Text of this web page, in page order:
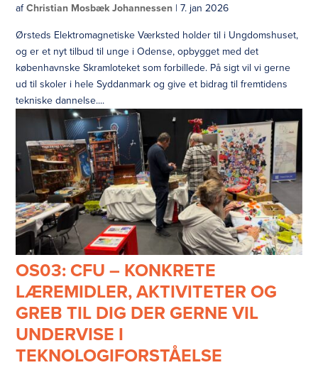
afChristian Mosbæk Johannessen |7. jan 2026
Ørsteds Elektromagnetiske Værksted holder til i Ungdomshuset,
og er et nyt tilbud til unge i Odense, opbygget med det
københavnske Skramloteket som forbillede. På sigt vil vi gerne
ud til skoler i hele Syddanmark og give et bidrag til fremtidens
tekniske dannelse....
OS03: CFU – KONKRETE
LÆREMIDLER, AKTIVITETER OG
GREB TIL DIG DER GERNE VIL
UNDERVISE I
TEKNOLOGIFORSTÅELSE